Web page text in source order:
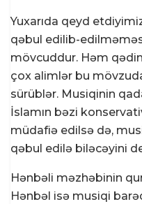
Yuxarıda qeyd
qəbul edilib-
mövcuddur. Həm
çox alimlər bu
sürüblər. Musiqinin
İslamın bəzi
müdafiə edilsə də,
qəbul edilə biləcəyini
Hənbəli məzhəbinin
Hənbəl isə musiqi